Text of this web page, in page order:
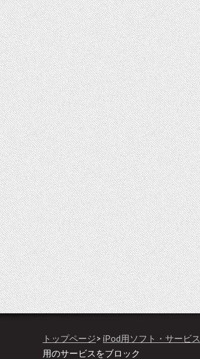
トップページ> iPod用ソフト・サービス
用のサービスをブロック